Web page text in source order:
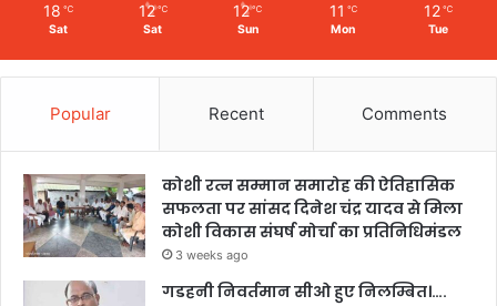
18 ℃
Sat
12 ℃
Sat
12 ℃
Sun
11 ℃
Mon
12 ℃
Tue
Popular Recent Comments
कोशी रत्न सम्मान समारोह की ऐतिहासिक
सफलता पर सांसद दिनेश चंद्र यादव से मिला
कोशी विकास संघर्ष मोर्चा का प्रतिनिधिमंडल
3 weeks ago
गडहनी निवर्तमान सीओ हुए निलम्बित।….